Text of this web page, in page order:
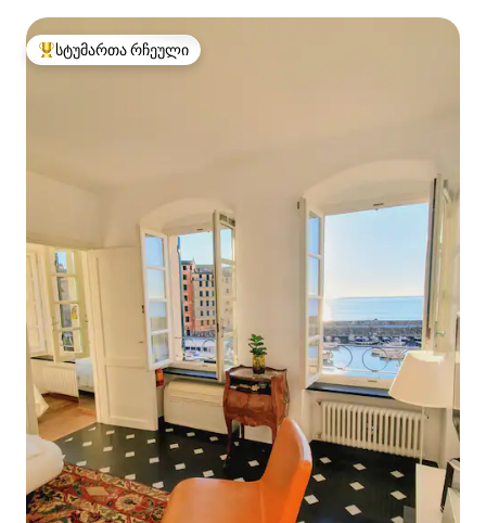
სტუმართა რჩეული მოწინავე ვარიანტი
სტუმართა რჩეული